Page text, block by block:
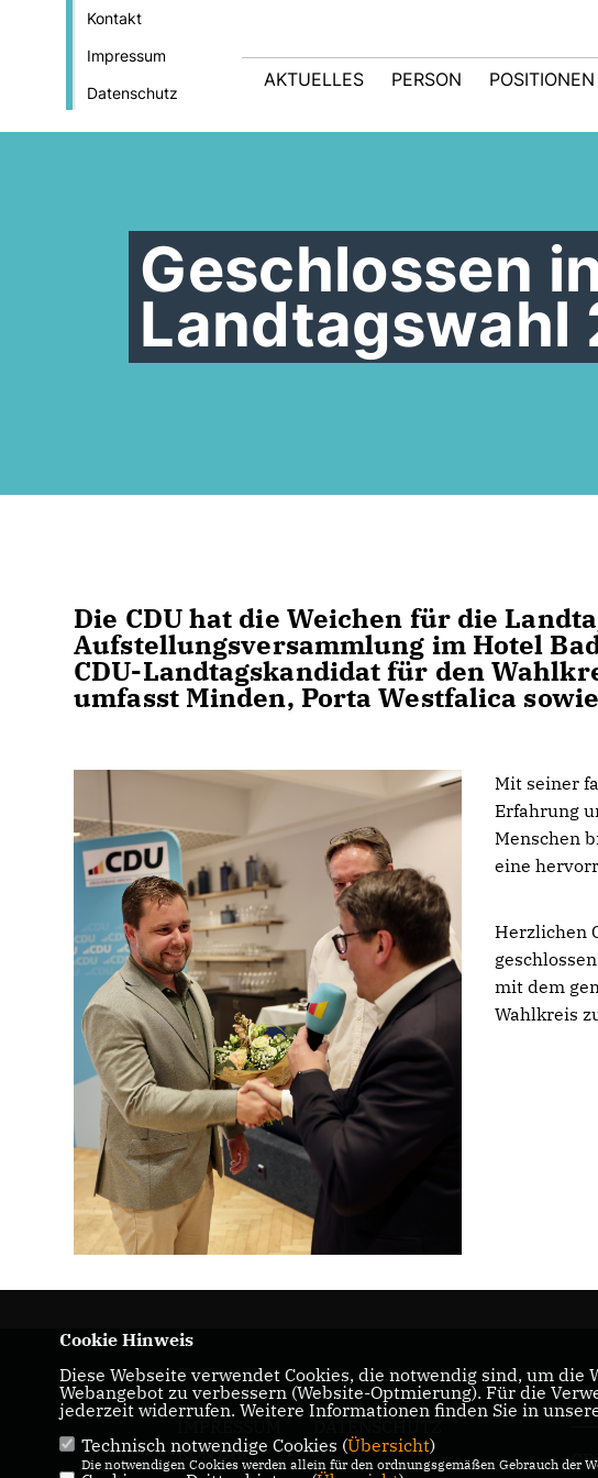
Kontakt
Impressum
Datenschutz
AKTUELLES PERSON POSITIONEN
Geschlossen
Landtagswahl
Die CDU hat die Weichen für die
Aufstellungsversammlung im Hotel
CDU-Landtagskandidat für den
umfasst Minden, Porta Westfalica
Mit seiner
Erfahrung
Menschen
eine
Herzlichen
mit dem
Wahlkreis
Dr. Oliver Vogt
KONTAKT
Cookie Hinweis
Diese Webseite verwendet Cookies, die notwendig sind, um
Webangebot zu verbessern (Website-Optmierung). Für die
jederzeit widerrufen. Weitere Informationen finden Sie in
Technisch notwendige Cookies (Übersicht)
Die notwendigen Cookies werden allein für den ordnungsgemäßen Gebrauch der